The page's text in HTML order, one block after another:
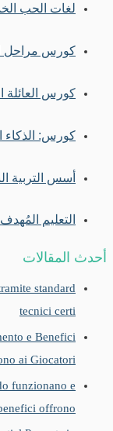
لغات الحب
كورس مراحل
كورس العائلة
كورس: الذكاء
أسس التربية
التعليم
أحدث المقالات
standard
tecnici certi
e Benefici
ai Giocatori
funzionano e
offrono